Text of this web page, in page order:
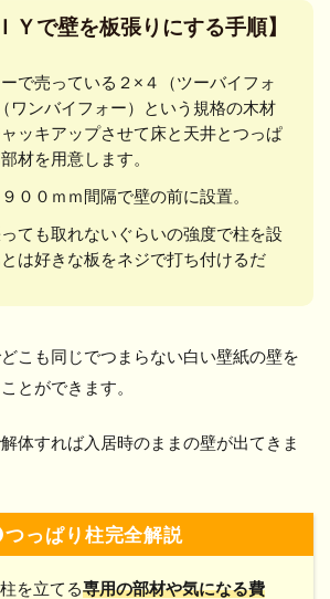
Ｙで壁を板張りにする手順】
で売っている２×４（ツーバイフォ
ワンバイフォー）という規格の木材
ッキアップさせて床と天井とつっぱ
材を用意します。
００ｍｍ間隔で壁の前に設置。
ても取れないぐらいの強度で柱を設
は好きな板をネジで打ち付けるだ
こも同じでつまらない白い壁紙の壁を
とができます。
体すれば入居時のままの壁が出てきま
つっぱり柱完全解説
を立てる専用の部材や気になる費